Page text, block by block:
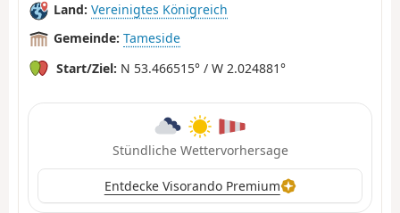
Land: Vereinigtes Königreich
Gemeinde: Tameside
Start/Ziel: N 53.466515° / W 2.024881°
Stündliche Wettervorhersage
Entdecke Visorando Premium